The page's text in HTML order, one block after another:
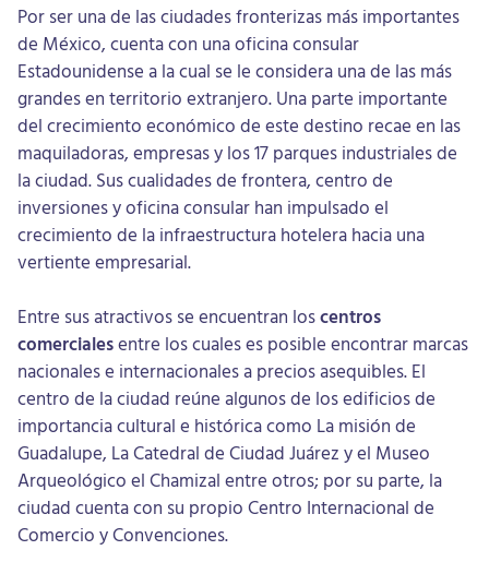
Por ser una de las ciudades fronterizas más importantes
de México, cuenta con una oficina consular
Estadounidense a la cual se le considera una de las más
grandes en territorio extranjero. Una parte importante
del crecimiento económico de este destino recae en las
maquiladoras, empresas y los 17 parques industriales de
la ciudad. Sus cualidades de frontera, centro de
inversiones y oficina consular han impulsado el
crecimiento de la infraestructura hotelera hacia una
vertiente empresarial.
Entre sus atractivos se encuentran loscentros
comercialesentre los cuales es posible encontrar marcas
nacionales e internacionales a precios asequibles. El
centro de la ciudad reúne algunos de los edificios de
importancia cultural e histórica como La misión de
Guadalupe, La Catedral de Ciudad Juárez y el Museo
Arqueológico el Chamizal entre otros; por su parte, la
ciudad cuenta con su propio Centro Internacional de
Comercio y Convenciones.